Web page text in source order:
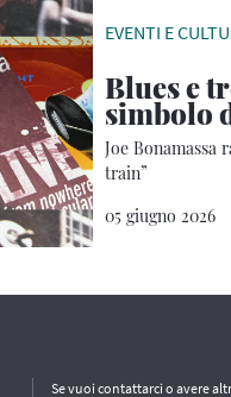
EVENTI E
Blues e
simbolo
Joe Bonamassa
train”
05 giugno 2026
Se vuoi contattarci o avere